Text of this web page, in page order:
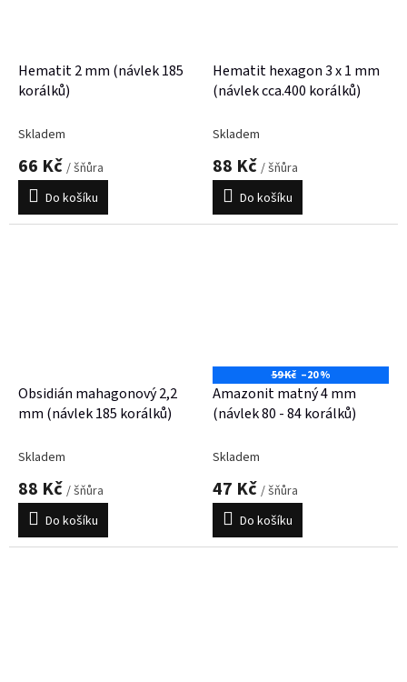
Hematit 2 mm (návlek 185
korálků)
Skladem
66 Kč / šňůra
Do košíku
Hematit hexagon 3 x 1 mm
(návlek cca.400 korálků)
Skladem
88 Kč / šňůra
Do košíku
Obsidián mahagonový 2,2
mm (návlek 185 korálků)
Skladem
88 Kč / šňůra
Do košíku
59 Kč –20 %
Amazonit matný 4 mm
(návlek 80 - 84 korálků)
Skladem
47 Kč / šňůra
Do košíku